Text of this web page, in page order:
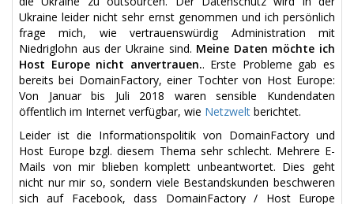
Ukraine leider nicht sehr ernst genommen und ich persönlich
frage mich, wie vertrauenswürdig Administration mit
Niedriglohn aus der Ukraine sind. Meine Daten möchte ich
Host Europe nicht anvertrauen.. Erste Probleme gab es
bereits bei DomainFactory, einer Tochter von Host Europe:
Von Januar bis Juli 2018 waren sensible Kundendaten
öffentlich im Internet verfügbar, wie Netzwelt berichtet.
Leider ist die Informationspolitik von DomainFactory und
Host Europe bzgl. diesem Thema sehr schlecht. Mehrere E-
Mails von mir blieben komplett unbeantwortet. Dies geht
nicht nur mir so, sondern viele Bestandskunden beschweren
sich auf Facebook, dass DomainFactory / Host Europe